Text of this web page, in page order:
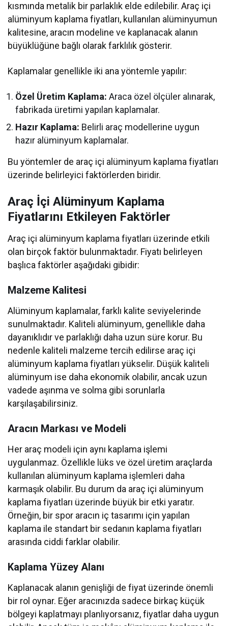
kısmında metalik bir parlaklık elde edilebilir. Araç içi
alüminyum kaplama fiyatları, kullanılan alüminyumun
kalitesine, aracın modeline ve kaplanacak alanın
büyüklüğüne bağlı olarak farklılık gösterir.
Kaplamalar genellikle iki ana yöntemle yapılır:
Özel Üretim Kaplama: Araca özel ölçüler alınarak,
fabrikada üretimi yapılan kaplamalar.
Hazır Kaplama: Belirli araç modellerine uygun
hazır alüminyum kaplamalar.
Bu yöntemler de araç içi alüminyum kaplama fiyatları
üzerinde belirleyici faktörlerden biridir.
Araç İçi Alüminyum Kaplama
Fiyatlarını Etkileyen Faktörler
Araç içi alüminyum kaplama fiyatları üzerinde etkili
olan birçok faktör bulunmaktadır. Fiyatı belirleyen
başlıca faktörler aşağıdaki gibidir:
Malzeme Kalitesi
Alüminyum kaplamalar, farklı kalite seviyelerinde
sunulmaktadır. Kaliteli alüminyum, genellikle daha
dayanıklıdır ve parlaklığı daha uzun süre korur. Bu
nedenle kaliteli malzeme tercih edilirse araç içi
alüminyum kaplama fiyatları yükselir. Düşük kaliteli
alüminyum ise daha ekonomik olabilir, ancak uzun
vadede aşınma ve solma gibi sorunlarla
karşılaşabilirsiniz.
Aracın Markası ve Modeli
Her araç modeli için aynı kaplama işlemi
uygulanmaz. Özellikle lüks ve özel üretim araçlarda
kullanılan alüminyum kaplama işlemleri daha
karmaşık olabilir. Bu durum da araç içi alüminyum
kaplama fiyatları üzerinde büyük bir etki yaratır.
Örneğin, bir spor aracın iç tasarımı için yapılan
kaplama ile standart bir sedanın kaplama fiyatları
arasında ciddi farklar olabilir.
Kaplama Yüzey Alanı
Kaplanacak alanın genişliği de fiyat üzerinde önemli
bir rol oynar. Eğer aracınızda sadece birkaç küçük
bölgeyi kaplatmayı planlıyorsanız, fiyatlar daha uygun